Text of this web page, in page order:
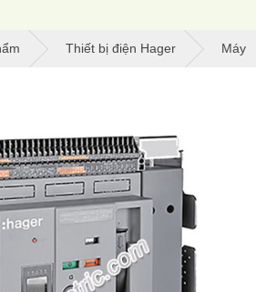
Thiết bị điện Hager Máy